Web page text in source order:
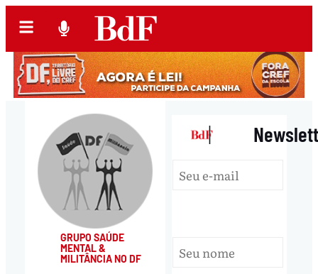
GRUPO SAÚDE
MENTAL &
MILITÂNCIA NO DF
|